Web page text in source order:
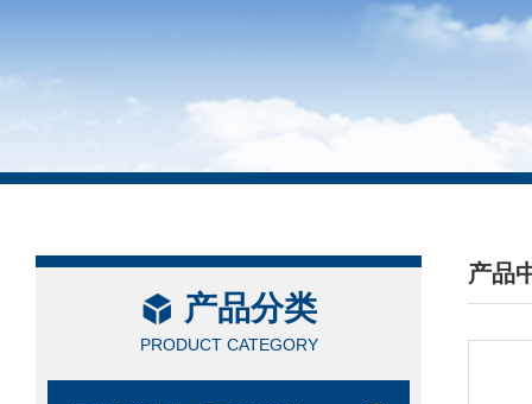
产品分类
PRODUCT CATEGORY
产品
/